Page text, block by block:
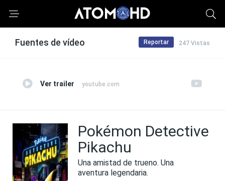
Fuentes de vídeo 247 Vistas
Reportar
Ver trailer youtube.com
Pokémon Detective
Pikachu
Una amistad de trueno. Una
aventura legendaria.